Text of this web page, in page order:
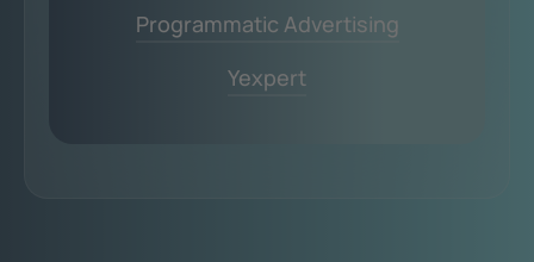
Programmatic Advertising
Yexpert